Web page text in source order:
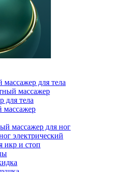
массажер для тела
массажер
для тела
массажер
массажер для ног
электрический
икр и стоп